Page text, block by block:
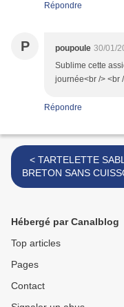
Répondre
P poupoule 30/01/
Sublime cette
journée<br /> <br
Répondre
< TARTELETTE SABLE
BRETON SANS
RIZ AU LAIT A LA
FRAICHE
Hébergé par Canalblog
Top articles
Pages
Contact